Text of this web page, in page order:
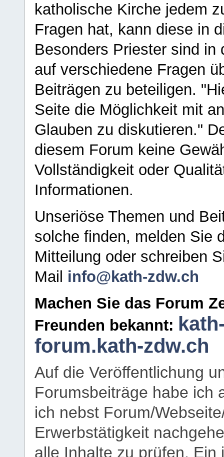
katholische Kirche jedem
Fragen hat, kann diese in
Besonders Priester sind in
auf verschiedene Fragen
Beiträgen zu beteiligen.
Seite die Möglichkeit mit
Glauben zu diskutieren."
diesem Forum keine
Vollständigkeit oder
Informationen.
Unseriöse Themen und
solche finden, melden Sie
Mitteilung oder schreiben
Mail info@kath-zdw.ch
Machen Sie das Forum
Freunden bekannt:
forum.kath-zdw.ch
Auf die Veröffentlichung
Forumsbeiträge habe ich
ich nebst Forum/
Erwerbstätigkeit
alle Inhalte zu prüfen.